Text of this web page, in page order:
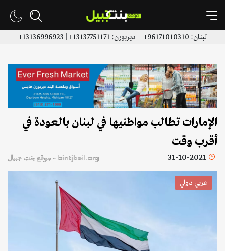
لبنان: 96171010310+ ديربورن: 13137751171+ | 13136996923+
الإمارات تطالب مواطنيها في لبنان بالعودة في
أقرب وقت
31-10-2021 bintjbeil.org - موقع بنت جبيل
عربي دولي